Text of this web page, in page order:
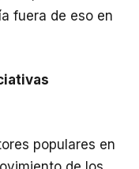
fuera de eso en
populares en